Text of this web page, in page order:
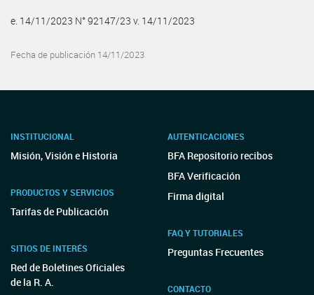
e. 14/11/2023 N° 92147/23 v. 14/11/2023
Fecha de publicación 14/11/2023
INSTITUCIONAL
Misión, Visión e Historia
PRODUCTOS Y SERVICIOS
Tarifas de Publicación
SITIOS DE INTERÉS
Red de Boletines Oficiales
de la R. A.
AUTENTICACIONES
BFA Repositorio recibos
BFA Verificación
Firma digital
FAQ Y TUTORIALES
Preguntas Frecuentes
CONTACTO